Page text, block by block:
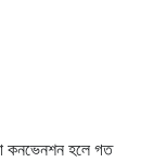
কনভেনশন হলে গত